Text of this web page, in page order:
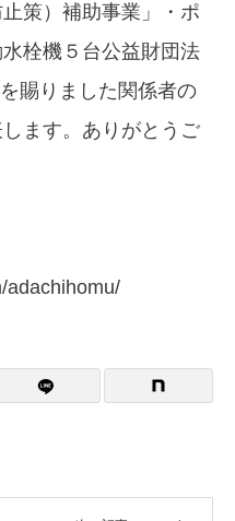
策）補助事業」・ポ
栓機５台公益財団法
賜りました関係者の
ます。ありがとうご
adachihomu/